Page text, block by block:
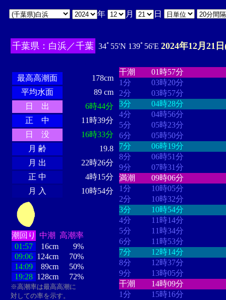
年 月 日
千葉県：白浜／千葉 34ﾟ55'N 139ﾟ56'E 2024年12月21
最高高潮面
178cm
平均水面
89 cm
日 出
6時44分
正 中
11時39分
日 没
16時33分
月 齢
19.8
月 出
22時26分
正 中
4時15分
月 入
10時54分
潮回り 中潮 高潮率
01:57
16cm
9%
09:06 124cm
70%
14:09
89cm
50%
19:28 128cm 72%
※高潮率は最高高潮に
対しての率を示す。
干潮
01時57分
1分
03時20分
2分
03時57分
3分
04時28分
4分
04時56分
5分
05時23分
6分
05時50分
7分
06時19分
8分
06時51分
9分
07時31分
満潮
09時06分
1分
10時05分
2分
10時32分
3分
10時54分
4分
11時14分
5分
11時34分
6分
11時53分
7分
12時14分
8分
12時37分
9分
13時05分
干潮
14時09分
1分
15時16分